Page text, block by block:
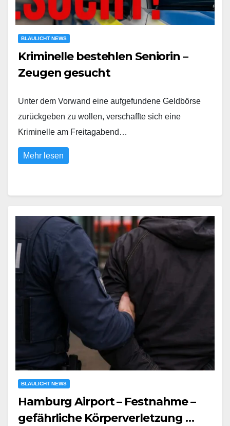
BLAULICHT NEWS
Kriminelle bestehlen Seniorin –
Zeugen gesucht
Unter dem Vorwand eine aufgefundene Geldbörse
zurückgeben zu wollen, verschaffte sich eine
Kriminelle am Freitagabend…
Mehr lesen
BLAULICHT NEWS
Hamburg Airport – Festnahme –
gefährliche Körperverletzung …